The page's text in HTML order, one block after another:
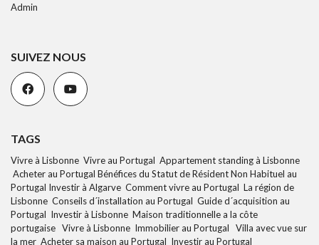
Admin
SUIVEZ NOUS
TAGS
Vivre à Lisbonne Vivre au Portugal Appartement standing à Lisbonne
Acheter au Portugal Bénéfices du Statut de Résident Non Habituel au
Portugal Investir à Algarve Comment vivre au Portugal La région de
Lisbonne Conseils d´installation au Portugal Guide d´acquisition au
Portugal Investir à Lisbonne Maison traditionnelle a la côte
portugaise Vivre à Lisbonne Immobilier au Portugal Villa avec vue sur
la mer Acheter sa maison au Portugal Investir au Portugal